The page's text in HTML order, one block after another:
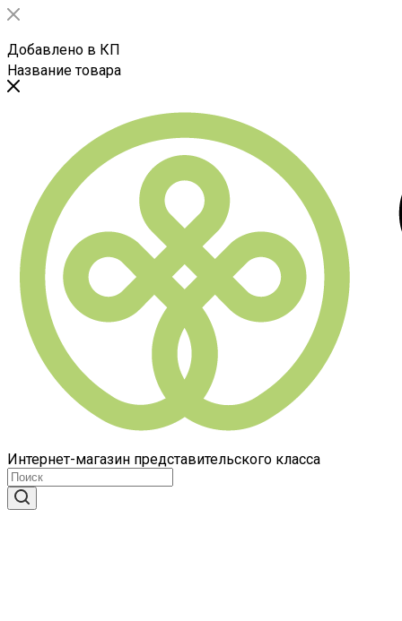
Добавлено в КП
Название товара
Интернет-магазин представительского класса